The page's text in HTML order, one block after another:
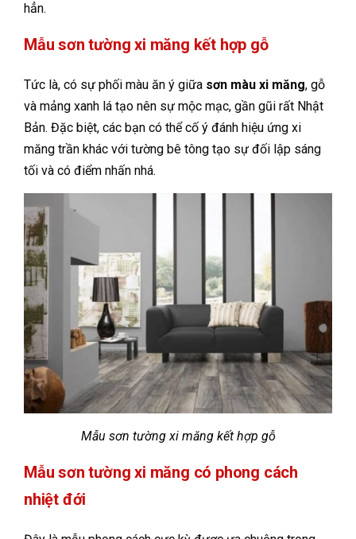
hẳn.
Mẫu sơn tường xi măng kết hợp gỗ
Tức là, có sự phối màu ăn ý giữa sơn màu xi măng, gỗ
và mảng xanh lá tạo nên sự mộc mạc, gần gũi rất Nhật
Bản. Đặc biệt, các bạn có thể cố ý đánh hiệu ứng xi
măng trần khác với tường bê tông tạo sự đối lập sáng
tối và có điểm nhấn nhá.
Mẫu sơn tường xi măng kết hợp gỗ
Mẫu sơn tường xi măng có phong cách
nhiệt đới